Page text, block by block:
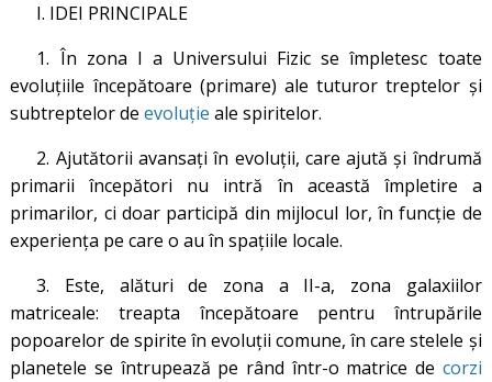
I. IDEI PRINCIPALE
1. În zona I a Universului Fizic se împletesc toate
evoluțiile începătoare (primare) ale tuturor treptelor și
subtreptelor deevoluție ale spiritelor.
2. Ajutătorii avansați în evoluții, care ajută și îndrumă
primarii începători nu intră în această împletire a
primarilor, ci doar participă din mijlocul lor, în funcție de
experiența pe care o au în spațiile locale.
3. Este, alături de zona a II-a, zona galaxiilor
matriceale: treapta începătoare pentru întrupările
popoarelor de spirite în evoluții comune, în care stelele și
planetele se întrupează pe rând într-o matrice de corzi